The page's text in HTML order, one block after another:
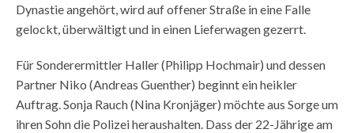
Dynastie angehört, wird auf offener Straße in eine Falle
gelockt, überwältigt und in einen Lieferwagen gezerrt.
Für Sonderermittler Haller (Philipp Hochmair) und dessen
Partner Niko (Andreas Guenther) beginnt ein heikler
Auftrag. Sonja Rauch (Nina Kronjäger) möchte aus Sorge um
ihren Sohn die Polizei heraushalten. Dass der 22-Jährige am